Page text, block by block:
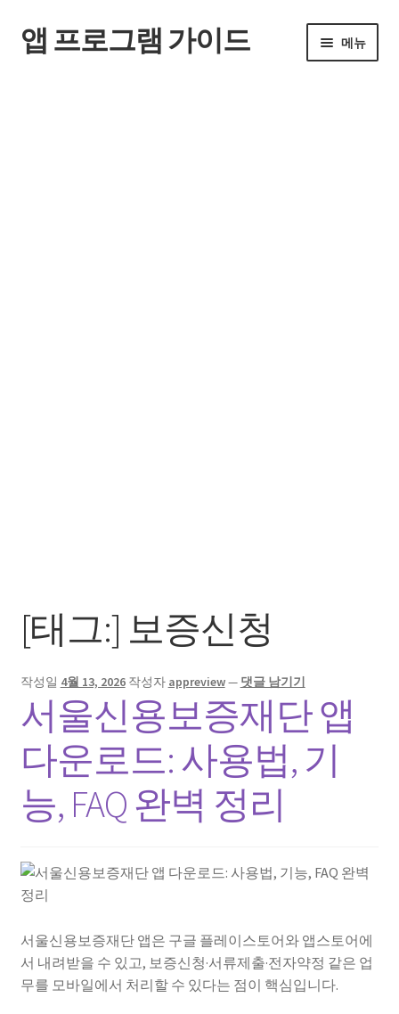
탐
색
컨
텐
앱 프로그램 가이드 메뉴
[태그:] 보증신청
작성일 4월 13, 2026 작성자 appreview— 댓글 남기기
서울신용보증재단 앱
다운로드: 사용법, 기
능, FAQ 완벽 정리
서울신용보증재단 앱은 구글 플레이스토어와 앱스토어에
서 내려받을 수 있고, 보증신청·서류제출·전자약정 같은 업
무를 모바일에서 처리할 수 있다는 점이 핵심입니다.